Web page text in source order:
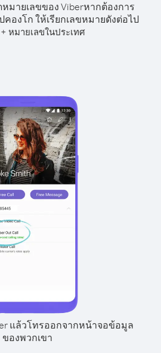
มายเลขของ Viberหากต้องการ
คองโก ให้เรียกเลขหมายดังต่อไป
หมายเลขในประเทศ
แล้วโทรออกจากหน้าจอข้อมูล
ของพวกเขา